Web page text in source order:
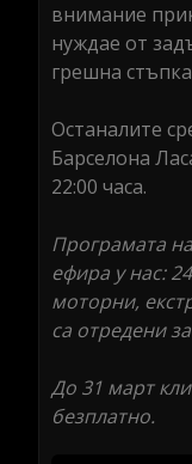
внимание
нуждае от
грешна
Останалите
Барселона
22:00 часа.
Програмата
ефира у нас:
моторни,
са отредени
До 31 март
безплатно.